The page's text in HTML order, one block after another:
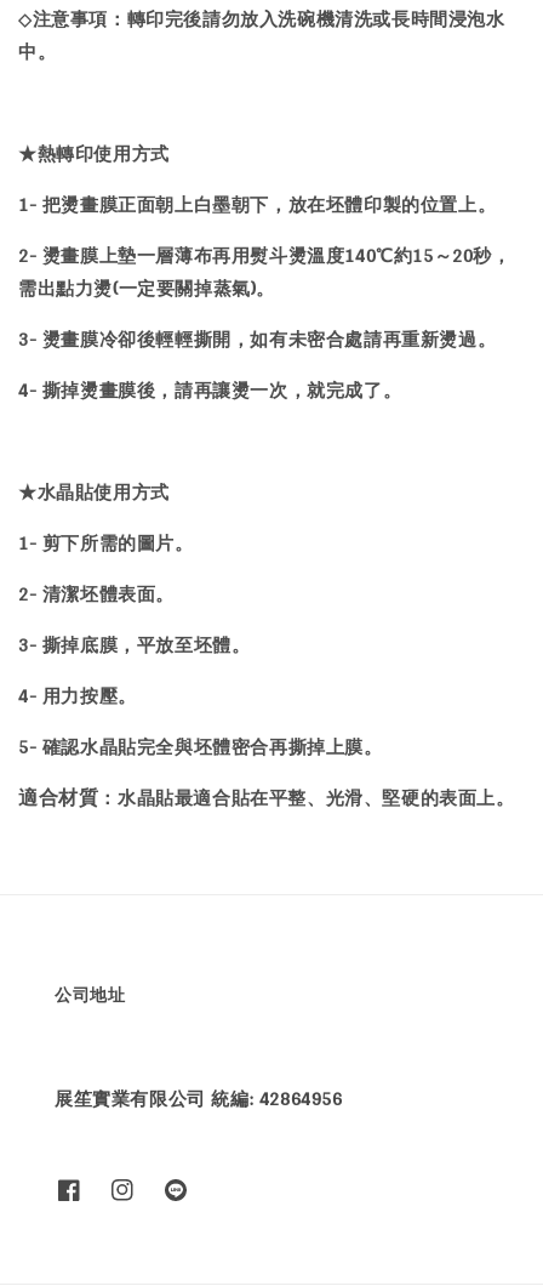
◇注意事項：轉印完後請勿放入洗碗機清洗或長時間浸泡水
中。
★熱轉印使用方式
1- 把燙畫膜正面朝上白墨朝下，放在坯體印製的位置上。
2- 燙畫膜上墊一層薄布再用熨斗燙溫度140℃約15～20秒，
需出點力燙(一定要關掉蒸氣)。
3- 燙畫膜冷卻後輕輕撕開，如有未密合處請再重新燙過。
4- 撕掉燙畫膜後，請再讓燙一次，就完成了。
★水晶貼使用方式
1- 剪下所需的圖片。
2- 清潔坯體表面。
3- 撕掉底膜，平放至坯體。
4- 用力按壓。
5- 確認水晶貼完全與坯體密合再撕掉上膜。
適合材質 ：水晶貼最適合貼在平整、光滑、堅硬的表面上。
公司地址
展笙實業有限公司 統編: 42864956